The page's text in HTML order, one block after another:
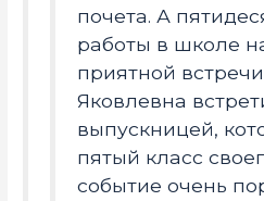
почета. А
работы в школе
приятной
Яковлевна
выпускницей,
пятый класс
событие очень